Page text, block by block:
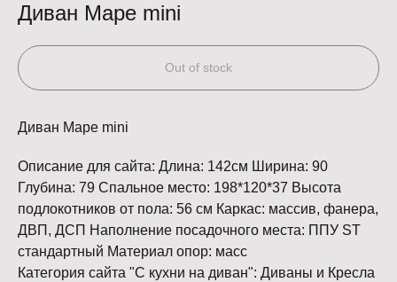
Диван Маре mini
Out of stock
Диван Маре mini
Описание для сайта: Длина: 142см Ширина: 90
Глубина: 79 Спальное место: 198*120*37 Высота
подлокотников от пола: 56 см Каркас: массив, фанера,
ДВП, ДСП Наполнение посадочного места: ППУ ST
стандартный Материал опор: масс
Категория сайта "С кухни на диван": Диваны и Кресла